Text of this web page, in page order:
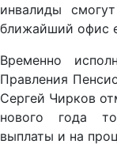
инвалиды
ближайший офис
Временно
Правления
Сергей Чирков
нового года
выплаты и на